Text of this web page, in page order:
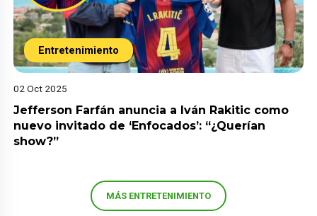
Entretenimiento
02 Oct 2025
Jefferson Farfán anuncia a Iván Rakitic como
nuevo invitado de ‘Enfocados’: “¿Querían
show?”
MÁS ENTRETENIMIENTO